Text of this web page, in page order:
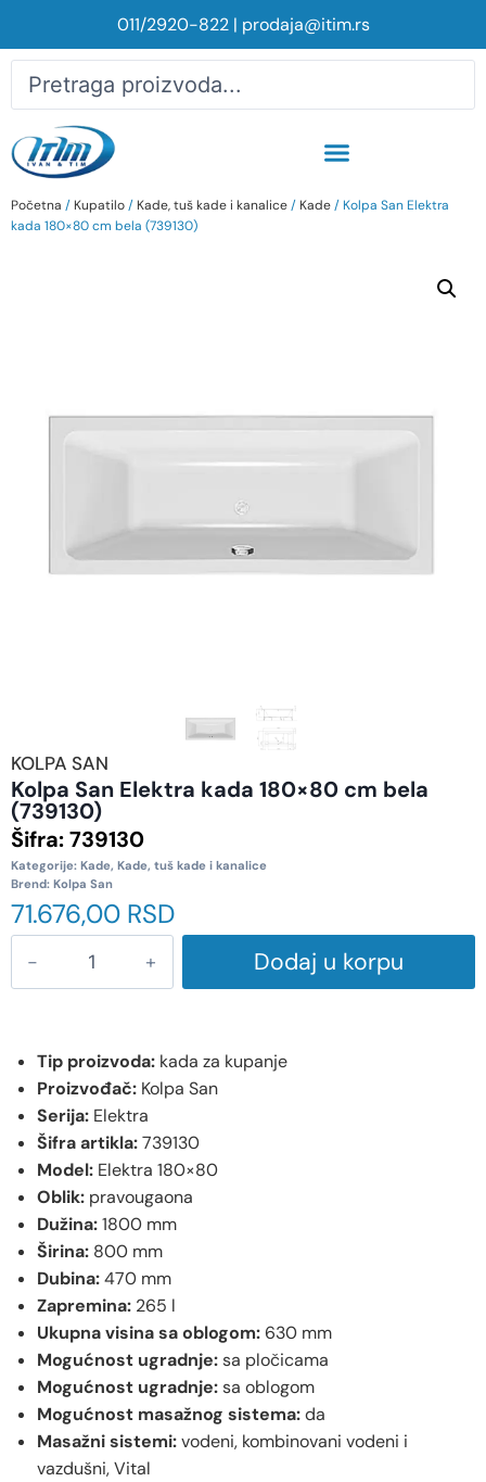
011/2920-822| prodaja@itim.rs
Početna / Kupatilo/ Kade, tuš kade i kanalice/ Kade/ Kolpa San Elektra
kada 180×80 cm bela (739130)
KOLPA SAN
Kolpa San Elektra kada 180×80 cm bela
(739130)
Šifra:739130
Kategorije: Kade, Kade, tuš kade i kanalice
Brend: Kolpa San
71.676,00 RSD
Dodaj u korpu
Tip proizvoda: kada za kupanje
Proizvođač: Kolpa San
Serija: Elektra
Šifra artikla:739130
Model: Elektra 180×80
Oblik: pravougaona
Dužina:1800 mm
Širina: 800 mm
Dubina:470 mm
Zapremina: 265 l
Ukupna visina sa oblogom: 630 mm
Mogućnost ugradnje:sa pločicama
Mogućnost ugradnje:sa oblogom
Mogućnost masažnog sistema:da
Masažni sistemi:vodeni, kombinovani vodeni i
vazdušni, Vital